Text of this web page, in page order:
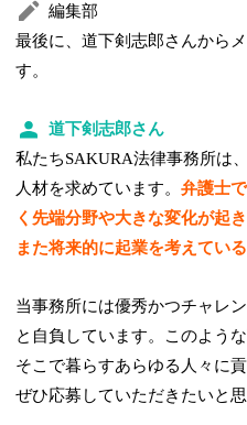
編集部
最後に、道下剣志郎さんから
す。
道下剣志郎さん
私たちSAKURA法律事務所は
人材を求めています。弁護士
く先端分野や大きな変化が起
また将来的に起業を考えてい
当事務所には優秀かつチャレ
と自負しています。このよう
そこで暮らすあらゆる人々に
ぜひ応募していただきたいと思